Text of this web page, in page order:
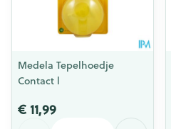
Medela Tepelhoedje
Contact l
€ 11,99